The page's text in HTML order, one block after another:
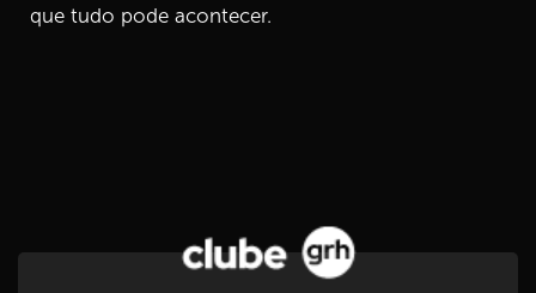
que tudo pode acontecer.